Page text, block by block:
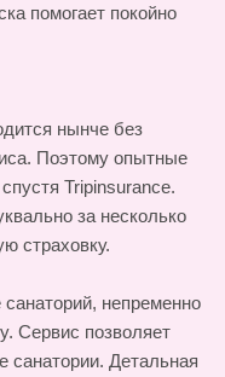
помогает покойно
нынче без
Поэтому опытные
Tripinsurance.
за несколько
страховку.
непременно
Сервис позволяет
санатории. Детальная